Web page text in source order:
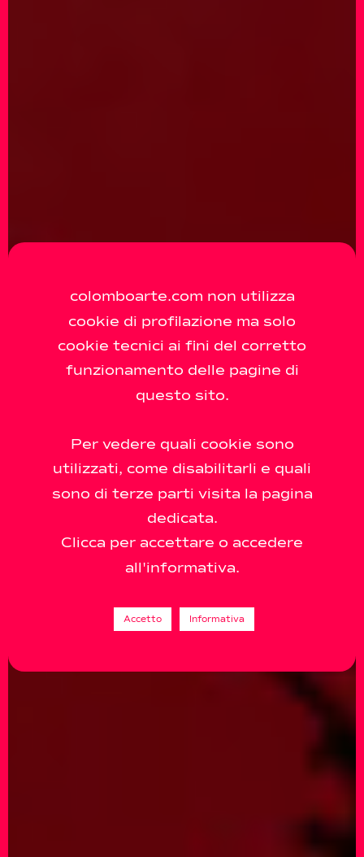
colomboarte.com non utilizza
cookie di profilazione ma solo
cookie tecnici ai fini del corretto
funzionamento delle pagine di
questo sito.
Per vedere quali cookie sono
utilizzati, come disabilitarli e quali
sono di terze parti visita la pagina
dedicata.
Clicca per accettare o accedere
all'informativa.
Accetto Informativa